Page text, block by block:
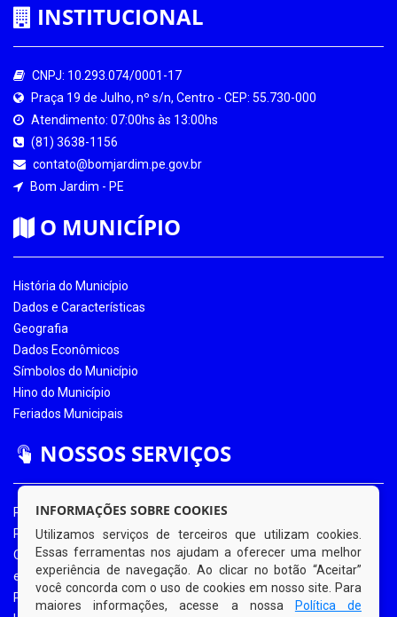
INSTITUCIONAL
CNPJ: 10.293.074/0001-17
Praça 19 de Julho, nº s/n, Centro - CEP: 55.730-000
Atendimento: 07:00hs às 13:00hs
(81) 3638-1156
contato@bomjardim.pe.gov.br
Bom Jardim - PE
O MUNICÍPIO
História do Município
Dados e Características
Geografia
Dados Econômicos
Símbolos do Município
Hino do Município
Feriados Municipais
NOSSOS SERVIÇOS
Portal da Transparência
Portal da Transparência COVID-19
Ouvidoria Eletrônica
e-SIC
Processos de Licitação
INFORMAÇÕES SOBRE COOKIES
Utilizamos serviços de terceiros que utilizam cookies.
Essas ferramentas nos ajudam a oferecer uma melhor
experiência de navegação. Ao clicar no botão “Aceitar”
você concorda com o uso de cookies em nosso site. Para
maiores informações, acesse a nossa
Política de